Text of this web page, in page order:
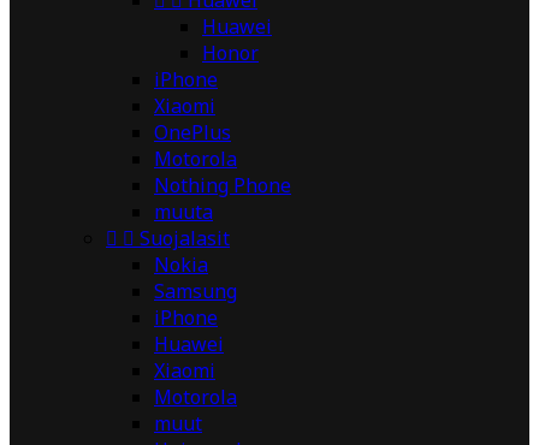
Huawei
Honor
iPhone
Xiaomi
OnePlus
Motorola
Nothing Phone
muuta
  Suojalasit
Nokia
Samsung
iPhone
Huawei
Xiaomi
Motorola
muut